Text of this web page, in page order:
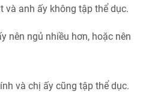
và anh ấy không tập thể dục.
nên ngủ nhiều hơn, hoặc nên
và chị ấy cũng tập thể dục.